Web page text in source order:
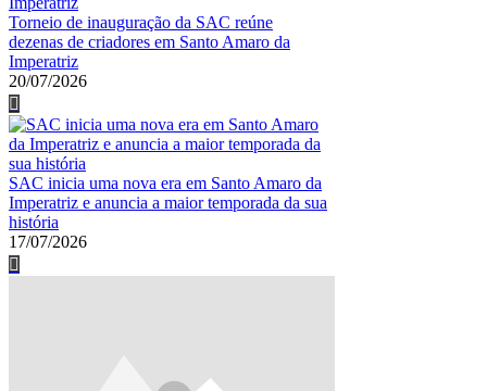
Torneio de inauguração da SAC reúne
dezenas de criadores em Santo Amaro da
Imperatriz
20/07/2026
SAC inicia uma nova era em Santo Amaro da
Imperatriz e anuncia a maior temporada da sua
história
17/07/2026